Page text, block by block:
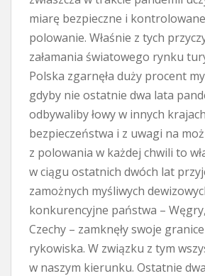
miarę bezpieczne i
polowanie. Właśnie z tych
załamania światowego rynku
Polska zgarnęła duży procent
gdyby nie ostatnie dwa lata
odbywaliby łowy w innych
bezpieczeństwa i z uwagi na
z polowania w każdej chwili to
w ciągu ostatnich dwóch lat
zamożnych myśliwych
konkurencyjne państwa –
Czechy – zamknęły swoje
rykowiska. W związku z tym
w naszym kierunku. Ostatnie